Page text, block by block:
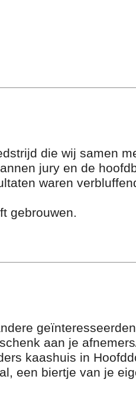
die wij samen
jury en de
waren
gebrouwen.
aan je
kaashuis in
een biertje van je